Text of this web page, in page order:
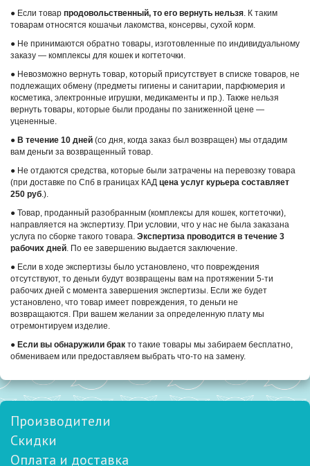
● Если товар продовольственный, то его вернуть нельзя . К таким
товарам относятся кошачьи лакомства, консервы, сухой корм.
● Не принимаются обратно товары, изготовленные по индивидуальному
заказу — комплексы для кошек и когтеточки.
● Невозможно вернуть товар, который присутствует в списке товаров, не
подлежащих обмену (предметы гигиены и санитарии, парфюмерия и
косметика, электронные игрушки, медикаменты и пр.). Также нельзя
вернуть товары, которые были проданы по заниженной цене —
уцененные.
● В течение 10 дней (со дня, когда заказ был возвращен) мы отдадим
вам деньги за возвращенный товар.
● Не отдаются средства, которые были затрачены на перевозку товара
(при доставке по Спб в границах КАД цена услуг курьера составляет
250 руб .).
● Товар, проданный разобранным (комплексы для кошек, когтеточки),
направляется на экспертизу. При условии, что у нас не была заказана
услуга по сборке такого товара. Экспертиза проводится в течение 3
рабочих дней . По ее завершению выдается заключение.
● Если в ходе экспертизы было установлено, что повреждения
отсутствуют, то деньги будут возвращены вам на протяжении 5-ти
рабочих дней с момента завершения экспертизы. Если же будет
установлено, что товар имеет повреждения, то деньги не
возвращаются. При вашем желании за определенную плату мы
отремонтируем изделие.
● Если вы обнаружили брак то такие товары мы забираем бесплатно,
обмениваем или предоставляем выбрать что-то на замену.
Производители
Скидки
Оплата и доставка